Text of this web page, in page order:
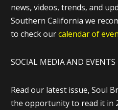
news, videos, trends, and
Southern California we
to check ourcalendar of
SOCIAL MEDIA AND EVENTS
Read our latest issue, Soul
the opportunity to read it in